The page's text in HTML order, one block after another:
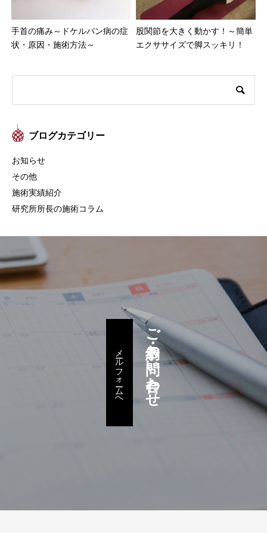
手首の痛み～ドケルバン病の症
状・原因・施術方法～
股関節を大きく動かす！～簡単
エクササイズで脚スッキリ！
ブログカテゴリー
お知らせ
その他
施術実績紹介
研究所所長の施術コラム
ご予約・お問い合わせ
メールフォームへ